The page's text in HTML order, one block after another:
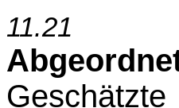
11.21